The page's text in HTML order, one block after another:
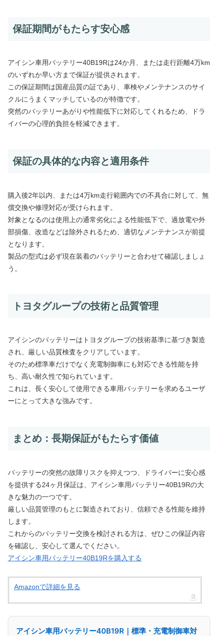
保証期間がもたらす安心感
アイシン車用バッテリー40B19Rは24か月、または走行距離4万km
のいずれか早い方まで保証が提供されます。
この保証期間は国産品質の証であり、車検やメンテナンスのサイ
クルにうまくマッチしているのが特徴です。
突然のバッテリーあがりや性能低下に対応してくれるため、ドラ
イバーの心理的負担を軽減できます。
保証の具体的な内容と適用条件
購入後2年以内、または4万km走行範囲内での不具合に対して、無
償交換や修理対応が受けられます。
対象となるのは使用上の通常劣化による性能低下で、過放電や外
部損傷、改造などは除外されるため、適切なメンテナンスが前提
となります。
製品の型式は必ず現在装着のバッテリーと合わせて確認しましょ
う。
トヨタグループの技術と品質管理
アイシンのバッテリーはトヨタグループの技術基準に基づき製造
され、厳しい品質検査をクリアしています。
そのため標準車だけでなく充電制御車にも対応できる性能を持
ち、高い耐久性で知られています。
これは、長く安心して使用できる車用バッテリーを求めるユーザ
ーにとって大きな強みです。
まとめ：長期保証がもたらす価値
バッテリーの突然の故障リスクを抑えつつ、ドライバーに安心感
を提供する24ヶ月保証は、アイシン車用バッテリー40B19Rの大
きな魅力の一つです。
厳しい品質管理のもとに製造されており、信頼できる性能を維持
します。
これからのバッテリー交換を検討される方は、ぜひこの保証内容
を確認し、安心して選んでください。
アイシン車用バッテリー40B19Rを購入する
Amazonで詳細を見る
アイシン車用バッテリー40B19R｜標準・充電制御車対